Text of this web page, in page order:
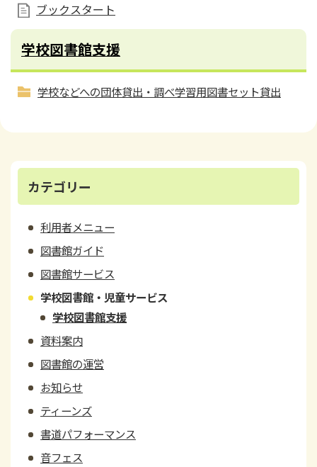
ブックスタート
学校図書館支援
学校などへの団体貸出・調べ学習用図書セット貸出
カテゴリー
利用者メニュー
図書館ガイド
図書館サービス
学校図書館・児童サービス
学校図書館支援
資料案内
図書館の運営
お知らせ
ティーンズ
書道パフォーマンス
音フェス